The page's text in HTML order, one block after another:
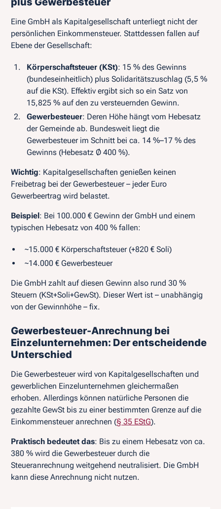
Eine GmbH als Kapitalgesellschaft unterliegt nicht der
persönlichen Einkommensteuer. Stattdessen fallen auf
Ebene der Gesellschaft:
Körperschaftsteuer (KSt): 15 % des Gewinns
(bundeseinheitlich) plus Solidaritätszuschlag (5,5 %
auf die KSt). Effektiv ergibt sich so ein Satz von
15,825 % auf den zu versteuernden Gewinn.
Gewerbesteuer: Deren Höhe hängt vom Hebesatz
der Gemeinde ab. Bundesweit liegt die
Gewerbesteuer im Schnitt bei ca. 14 %–17 % des
Gewinns (Hebesatz Ø 400 %).
Wichtig: Kapitalgesellschaften genießen keinen
Freibetrag bei der Gewerbesteuer – jeder Euro
Gewerbeertrag wird belastet.
Beispiel: Bei 100.000 € Gewinn der GmbH und einem
typischen Hebesatz von 400 % fallen:
~15.000 € Körperschaftsteuer (+820 € Soli)
~14.000 € Gewerbesteuer
Die GmbH zahlt auf diesen Gewinn also rund 30 %
Steuern (KSt+Soli+GewSt). Dieser Wert ist – unabhängig
von der Gewinnhöhe – fix.
Gewerbesteuer-Anrechnung bei
Einzelunternehmen: Der entscheidende
Unterschied
Die Gewerbesteuer wird von Kapitalgesellschaften und
gewerblichen Einzelunternehmen gleichermaßen
erhoben. Allerdings können natürliche Personen die
gezahlte GewSt bis zu einer bestimmten Grenze auf die
Einkommensteuer anrechnen (§ 35 EStG).
Praktisch bedeutet das: Bis zu einem Hebesatz von ca.
380 % wird die Gewerbesteuer durch die
Steueranrechnung weitgehend neutralisiert. Die GmbH
kann diese Anrechnung nicht nutzen.